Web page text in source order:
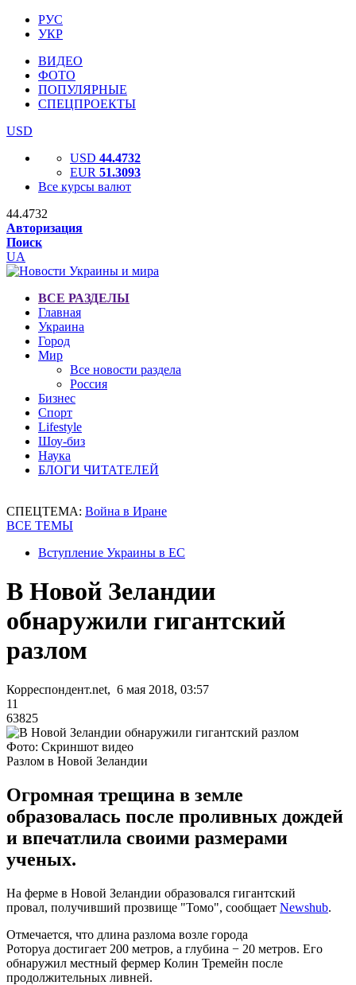
РУС
УКР
ВИДЕО
ФОТО
ПОПУЛЯРНЫЕ
СПЕЦПРОЕКТЫ
USD
USD 44.4732
EUR 51.3093
Все курсы валют
44.4732
Авторизация
Поиск
UA
ВСЕ РАЗДЕЛЫ
Главная
Украина
Город
Мир
Все новости раздела
Россия
Бизнес
Спорт
Lifestyle
Шоу-биз
Наука
БЛОГИ ЧИТАТЕЛЕЙ
СПЕЦТЕМА: Война в Иране
ВСЕ ТЕМЫ
Вступление Украины в ЕС
В Новой Зеландии
обнаружили гигантский
разлом
Корреспондент.net, 6 мая 2018, 03:57
11
63825
Фото: Скриншот видео
Разлом в Новой Зеландии
Огромная трещина в земле
образовалась после проливных дождей
и впечатлила своими размерами
ученых.
На ферме в Новой Зеландии образовался гигантский
провал, получивший прозвище "Томо", сообщает Newshub.
Отмечается, что длина разлома возле города
Роторуа достигает 200 метров, а глубина − 20 метров. Его
обнаружил местный фермер Колин Тремейн после
продолжительных ливней.